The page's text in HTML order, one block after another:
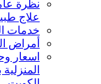
نظرة
علاج
خدمات
أمراض
اسعار